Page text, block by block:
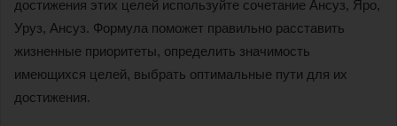
достижения этих целей используйте сочетание Ансуз, Яро,
Уруз, Ансуз. Формула поможет правильно расставить
жизненные приоритеты, определить значимость
имеющихся целей, выбрать оптимальные пути для их
достижения.